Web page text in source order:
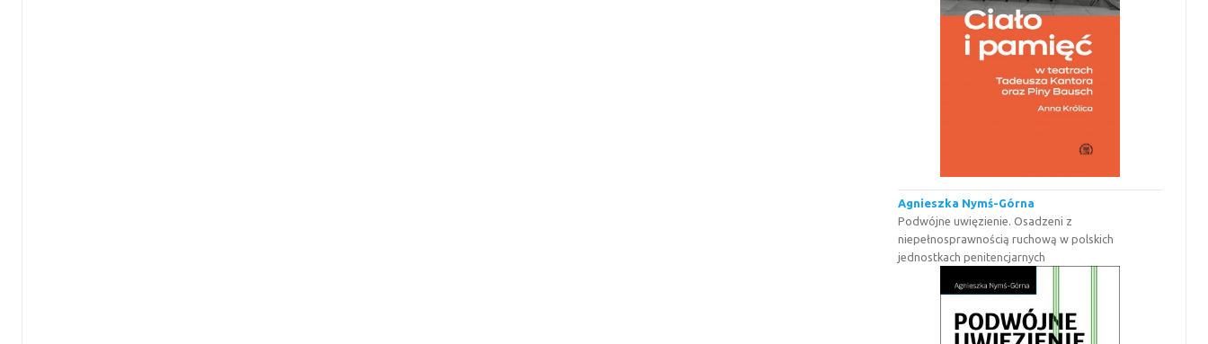
Agnieszka Nymś-Górna
Podwójne uwięzienie. Osadzeni z
niepełnosprawnością ruchową w polskich
jednostkach penitencjarnych